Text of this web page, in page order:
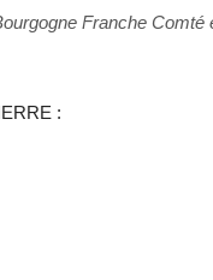
Franche Comté
: